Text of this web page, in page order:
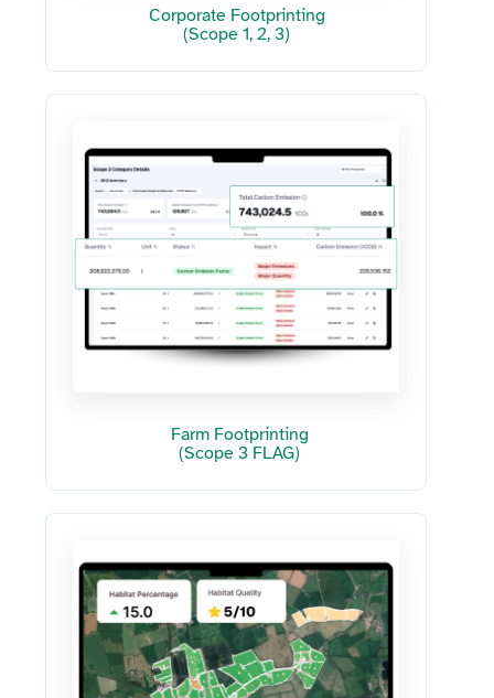
Corporate Footprinting
(Scope 1, 2, 3)
Farm Footprinting
(Scope 3 FLAG)